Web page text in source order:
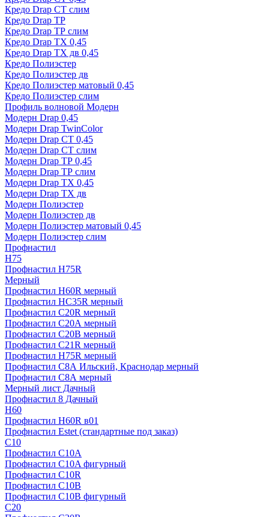
Кредо Drap СТ слим
Кредо Drap ТР
Кредо Drap ТР слим
Кредо Drap ТХ 0,45
Кредо Drap ТХ дв 0,45
Кредо Полиэстер
Кредо Полиэстер дв
Кредо Полиэстер матовый 0,45
Кредо Полиэстер слим
Профиль волновой Модерн
Модерн Drap 0,45
Модерн Drap TwinColor
Модерн Drap СТ 0,45
Модерн Drap СТ слим
Модерн Drap ТР 0,45
Модерн Drap ТР слим
Модерн Drap ТХ 0,45
Модерн Drap ТХ дв
Модерн Полиэстер
Модерн Полиэстер дв
Модерн Полиэстер матовый 0,45
Модерн Полиэстер слим
Профнастил
H75
Профнастил H75R
Мерный
Профнастил H60R мерный
Профнастил HC35R мерный
Профнастил С20R мерный
Профнастил С20А мерный
Профнастил С20В мерный
Профнастил С21R мерный
Профнастил Н75R мерный
Профнастил С8А Ильский, Краснодар мерный
Профнастил С8А мерный
Мерный лист Дачный
Профнастил 8 Дачный
Н60
Профнастил H60R в01
Профнастил Estet (стандартные под заказ)
C10
Профнастил С10A
Профнастил С10A фигурный
Профнастил С10R
Профнастил С10В
Профнастил С10В фигурный
C20